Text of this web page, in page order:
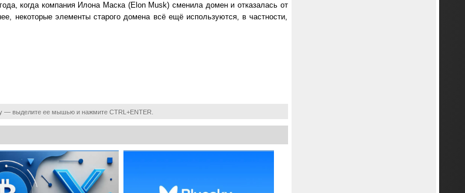
когда компания Илона Маска (Elon Musk) сменила домен и отказалась от
некоторые элементы старого домена всё ещё используются, в частности,
— выделите ее мышью и нажмите CTRL+ENTER.